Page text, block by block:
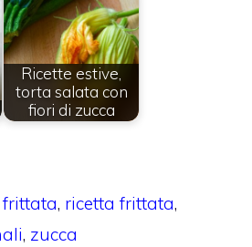
Ricette estive,
torta salata con
fiori di zucca
frittata, ricetta frittata,
, zucca